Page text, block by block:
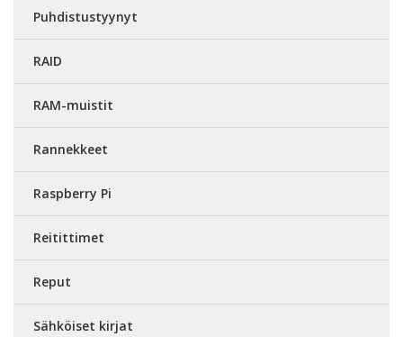
Puhdistustyynyt
RAID
RAM-muistit
Rannekkeet
Raspberry Pi
Reitittimet
Reput
Sähköiset kirjat